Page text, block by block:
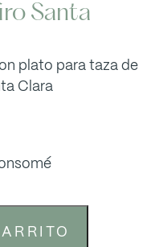
Santa
plato para taza de
Clara